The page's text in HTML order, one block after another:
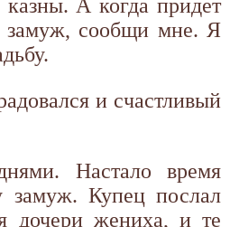
казны. А когда придет
замуж, сообщи мне. Я
и счастливый
Настало время
замуж. Купец послал
дочери жениха, и те